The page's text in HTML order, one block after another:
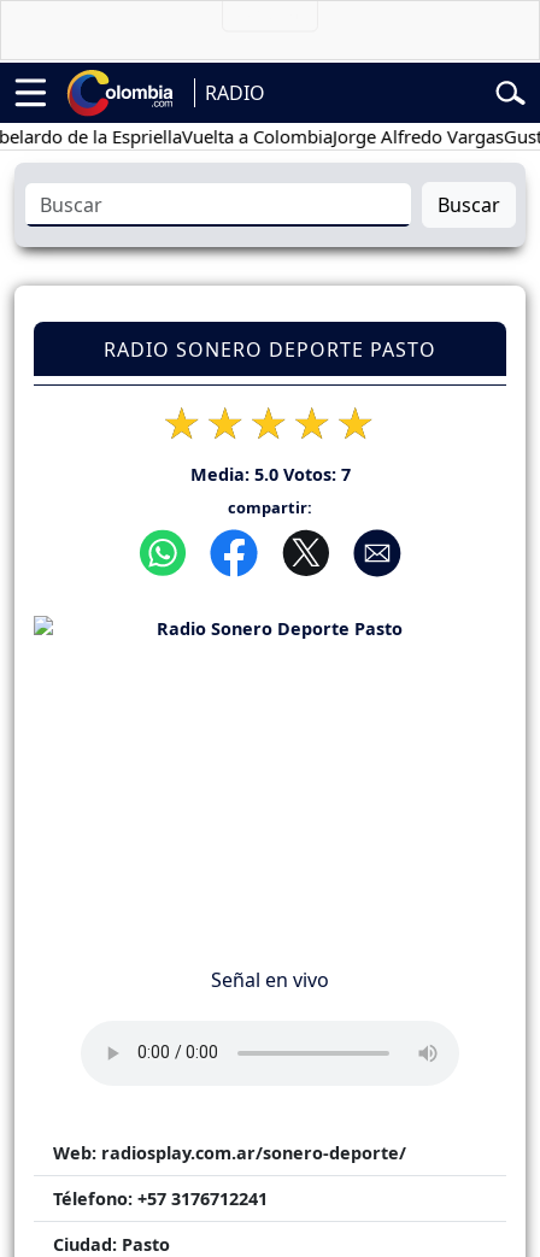
RADIO
de la EspriellaVuelta a ColombiaJorge Alfredo VargasGustavo
Buscar
RADIO SONERO DEPORTE PASTO
Media: 5.0Votos: 7
compartir:
Señal en vivo
Web: radiosplay.com.ar/sonero-deporte/
Télefono: +57 3176712241
Ciudad: Pasto